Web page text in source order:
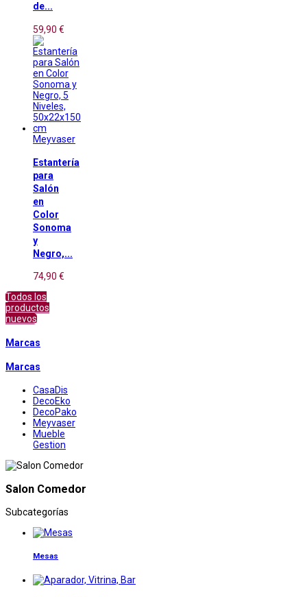
de...
59,90 €
Meyvaser
Estantería
para
Salón
en
Color
Sonoma
y
Negro,...
74,90 €
Todos los
productos
nuevos
Marcas
Marcas
CasaDis
DecoEko
DecoPako
Meyvaser
Mueble
Gestion
Salon Comedor
Subcategorías
Mesas